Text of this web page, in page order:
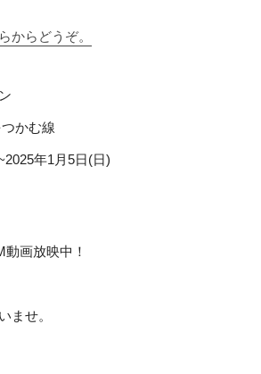
からどうぞ。
かむ線
年1月5日(日)
画放映中！
ませ。